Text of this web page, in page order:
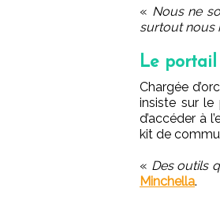
« Nous ne
surtout nous
Le portail
Chargée
insiste sur
d’accéder à
kit de
« Des outils
Minchella.